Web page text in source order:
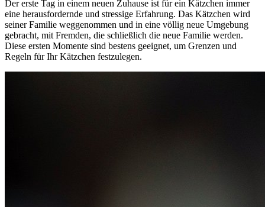
Der erste Tag in einem neuen Zuhause ist für ein Kätzchen immer
eine herausfordernde und stressige Erfahrung. Das Kätzchen wird
seiner Familie weggenommen und in eine völlig neue Umgebung
gebracht, mit Fremden, die schließlich die neue Familie werden.
Diese ersten Momente sind bestens geeignet, um Grenzen und
Regeln für Ihr Kätzchen festzulegen.